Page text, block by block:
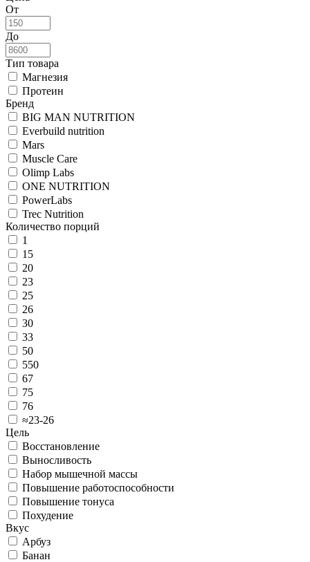
От
До
Тип товара
Магнезия
Протеин
Бренд
BIG MAN NUTRITION
Everbuild nutrition
Mars
Muscle Care
Olimp Labs
ONE NUTRITION
PowerLabs
Trec Nutrition
Количество порций
1
15
20
23
25
26
30
33
50
550
67
75
76
≈23-26
Цель
Восстановление
Выносливость
Набор мышечной массы
Повышение работоспособности
Повышение тонуса
Похудение
Вкус
Арбуз
Банан